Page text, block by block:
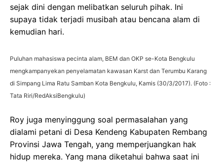
sejak dini dengan melibatkan seluruh pihak. Ini
supaya tidak terjadi musibah atau bencana alam di
kemudian hari.
Puluhan mahasiswa pecinta alam, BEM dan OKP se-Kota Bengkulu
mengkampanyekan penyelamatan kawasan Karst dan Terumbu Karang
di Simpang Lima Ratu Samban Kota Bengkulu, Kamis (30/3/2017). (Foto :
Tata Riri/RedAksiBengkulu)
Roy juga menyinggung soal permasalahan yang
dialami petani di Desa Kendeng Kabupaten Rembang
Provinsi Jawa Tengah, yang memperjuangkan hak
hidup mereka. Yang mana diketahui bahwa saat ini